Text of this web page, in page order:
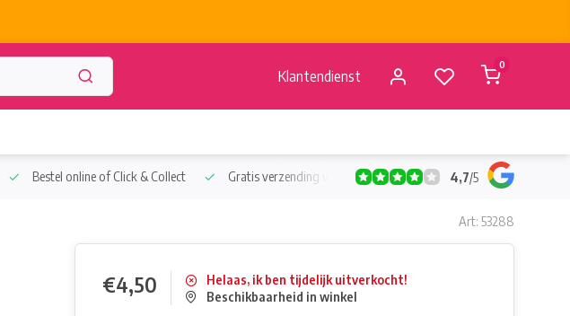
Klantendienst
0
Bestel online of Click & Collect Gratis verzending vanaf €50 Verzending vanaf BE €4,95 -
4,7/5
Art: 53288
€4,50
Helaas, ik ben tijdelijk uitverkocht!
Beschikbaarheid in winkel